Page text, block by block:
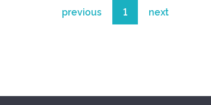
previous 1 next